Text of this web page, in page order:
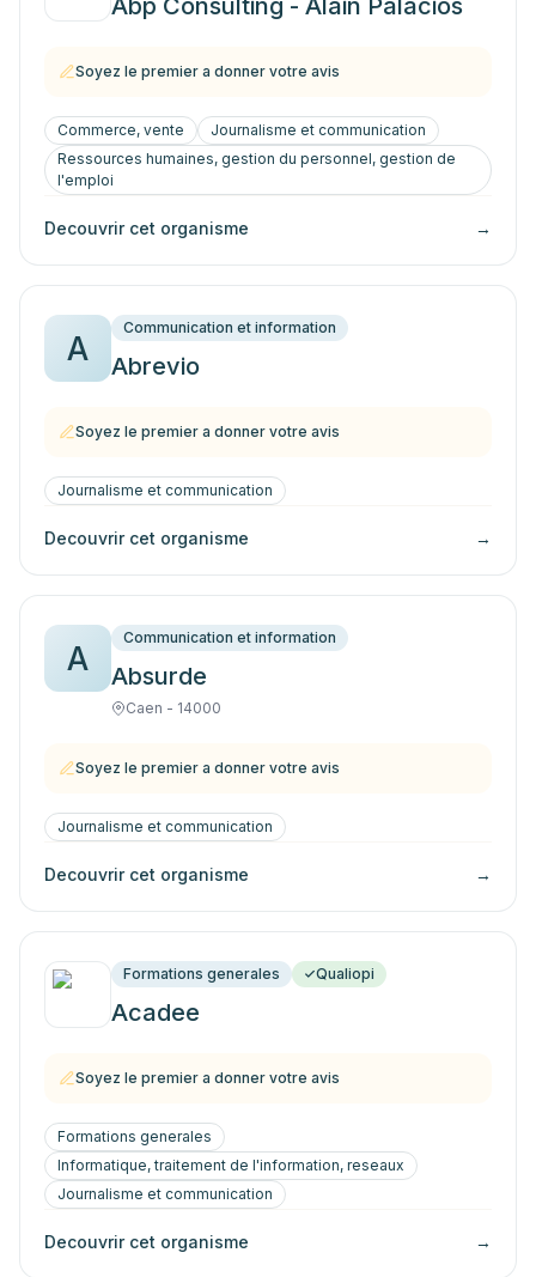
Abp Consulting - Alain Palacios
Soyez le premier a donner votre avis
Commerce, vente
Journalisme et communication
Ressources humaines, gestion du personnel, gestion de
l'emploi
Decouvrir cet organisme →
A
Communication et information
Abrevio
Soyez le premier a donner votre avis
Journalisme et communication
Decouvrir cet organisme →
A
Communication et information
Absurde
Caen - 14000
Soyez le premier a donner votre avis
Journalisme et communication
Decouvrir cet organisme →
Formations generales Qualiopi
Acadee
Soyez le premier a donner votre avis
Formations generales
Informatique, traitement de l'information, reseaux
Journalisme et communication
Decouvrir cet organisme →